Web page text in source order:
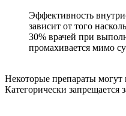
Эффективность
зависит от того
30% врачей при
промахивается мимо
Некоторые препараты могут
Категорически запрещается